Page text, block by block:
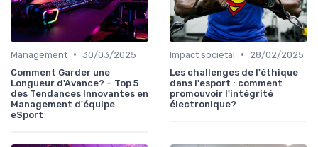
Management • 30/03/2025
Comment Garder une
Longueur d'Avance? – Top 5
des Tendances Innovantes en
Management d'équipe
eSport
Impact sociétal •
28/02/2025
Les challenges de l'éthique
dans l'esport : comment
promouvoir l'intégrité
électronique?